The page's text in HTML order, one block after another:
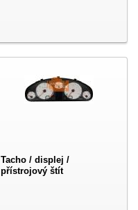
Tacho / displej /
přístrojový štít